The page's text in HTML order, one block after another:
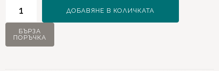
Veronica
Холова
ДОБАВЯНЕ В КОЛИЧКАТА
БЪРЗА
ПОРЪЧКА